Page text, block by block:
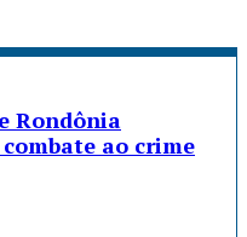
Rondônia
ao crime